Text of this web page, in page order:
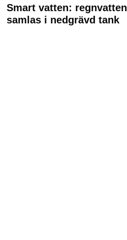
Smart vatten: regnvatten
samlas i nedgrävd tank